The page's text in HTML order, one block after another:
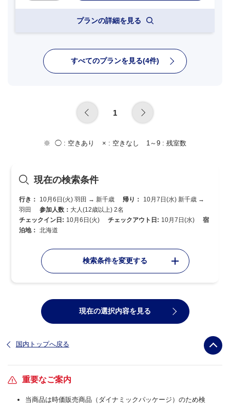
プランの詳細を見る
すべてのプランを見る(4件)
1
◯ : 空きあり × : 空きなし 1～9 : 残室数
現在の検索条件
行き： 10月6日(火) 羽田 → 新千歳 帰り：
10月7日(水) 新千歳 →
羽田
参加人数： 大人(12歳以上) 2名
チェックイン日: 10月6日(火) チェックアウト日: 10月7日(水)
宿
泊地： 北海道
検索条件を変更する
現在の選択内容を見る
国内トップへ戻る
重要なご案内
当商品は時価販売商品（ダイナミックパッケージ）のため検